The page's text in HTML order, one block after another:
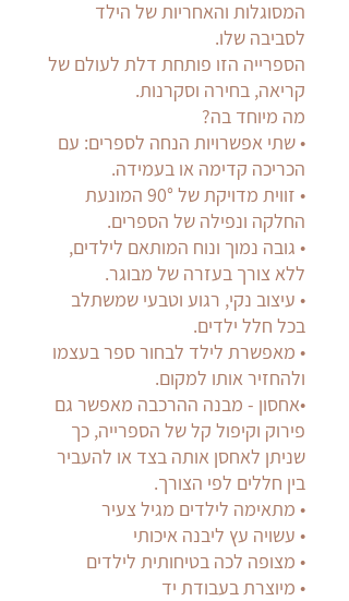
המסוגלות והאחריות של הילד
לסביבה שלו.
הספרייה הזו פותחת דלת לעולם של
קריאה, בחירה וסקרנות.
מה מיוחד בה?
•⁠ ⁠שתי אפשרויות הנחה לספרים: עם
הכריכה קדימה או בעמידה.
•⁠ ⁠זווית מדויקת של 90° המונעת
החלקה ונפילה של הספרים.
•⁠ ⁠גובה נמוך ונוח המותאם לילדים,
ללא צורך בעזרה של מבוגר.
•⁠ ⁠עיצוב נקי, רגוע וטבעי שמשתלב
בכל חלל ילדים.
•⁠ ⁠מאפשרת לילד לבחור ספר בעצמו
ולהחזיר אותו למקום.
•⁠אחסון - מבנה ההרכבה מאפשר גם
פירוק וקיפול קל של הספרייה, כך
שניתן לאחסן אותה בצד או להעביר
בין חללים לפי הצורך.
•⁠ ⁠מתאימה לילדים מגיל צעיר
•⁠ ⁠עשויה עץ ליבנה איכותי
•⁠ ⁠מצופה לכה בטיחותית לילדים
•⁠ ⁠מיוצרת בעבודת יד